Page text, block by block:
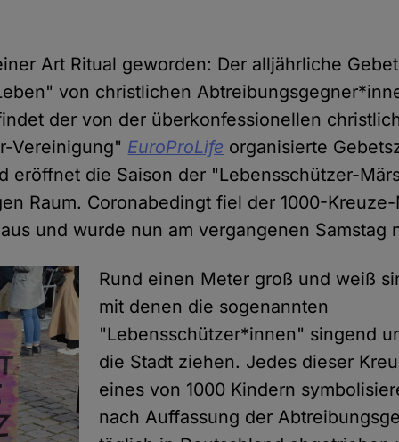
Art Ritual geworden: Der alljährliche
von christlichen
der von der überkonfessionellen
Vereinigung" EuroProLife organisierte
eröffnet die Saison der "Lebensschützer-
Raum. Coronabedingt fiel der 1000-
und wurde nun am vergangenen Samstag
Rund einen Meter groß und weiß
mit denen die sogenannten
"Lebensschützer*innen" singend
die Stadt ziehen. Jedes dieser
eines von 1000 Kindern
nach Auffassung der